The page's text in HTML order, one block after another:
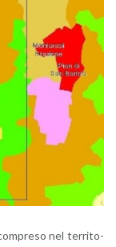
nel ter­ri­to­